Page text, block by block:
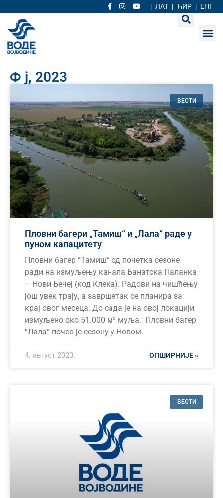
| ЛАТ | ЋИР | ЕНГ
Ф ј, 2023
ВЕСТИ
Пловни багери „Тамиш“ и „Лала“ раде у
пуном капацитету
Пловни багер “Тамиш“ од почетка сезоне
ради на измуљењу канала Банатска Паланка
– Нови Бечеј (код Клека). Радови на чишћењу
још увек трају, а завршетак се планира за
крај овог месеца. До сада је на овој локацији
измуљено око 51.000 м³ муља. Пловни багер
“Лала“ почео је сезону у Новом
ОПШИРНИЈЕ »
4. август 2023.
ВЕСТИ